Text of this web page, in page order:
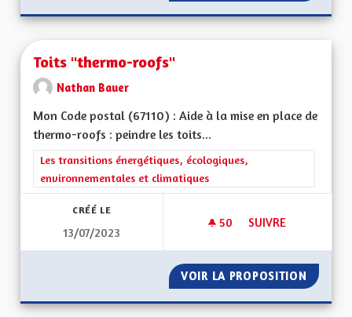
Toits "thermo-roofs"
Nathan Bauer
Mon Code postal (67110) : Aide à la mise en place de
thermo-roofs : peindre les toits...
Filtrer les résultats de la catégorie : Les transitions
Les transitions énergétiques, écologiques,
environnementales et climatiques
CRÉÉ LE
13/07/2023
50 50 ABONNÉS
SUIVRE
VOIR LA PROPOSITION TOITS